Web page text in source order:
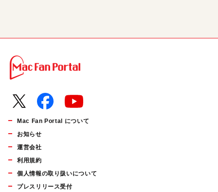
Mac Fan Portal について
お知らせ
運営会社
利用規約
個人情報の取り扱いについて
プレスリリース受付